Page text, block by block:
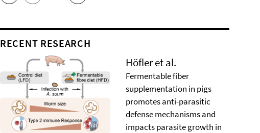
RECENT RESEARCH
Höfler et al.
Fermentable fiber
supplementation in pigs
promotes anti-parasitic
defense mechanisms and
impacts parasite growth in